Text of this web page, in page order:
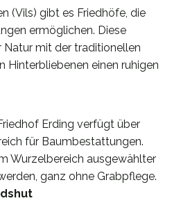
(Vils) gibt es Friedhöfe, die
ermöglichen. Diese
Natur mit der traditionellen
Hinterbliebenen einen ruhigen
Erding verfügt über
für Baumbestattungen.
Wurzelbereich ausgewählter
ganz ohne Grabpflege.